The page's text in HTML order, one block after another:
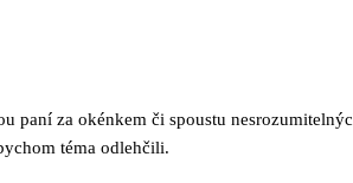
za okénkem či spoustu
téma odlehčili.